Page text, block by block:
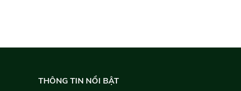
THÔNG TIN NỔI BẬT